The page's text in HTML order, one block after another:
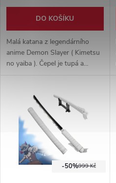
DO KOŠÍKU
Malá katana z legendárního
anime Demon Slayer ( Kimetsu
no yaiba ). Čepel je tupá a
stojánkem. Plastová pochva
potažena umělou kůží.
999 Kč
-50%